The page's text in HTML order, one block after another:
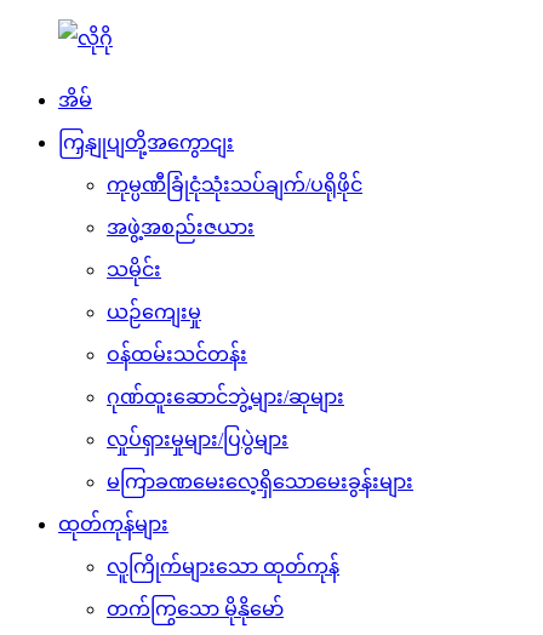
အိမ်
ကြှနျုပျတို့အကွောငျး
ကုမ္ပဏီခြုံငုံသုံးသပ်ချက်/ပရိုဖိုင်
အဖွဲ့အစည်းဇယား
သမိုင်း
ယဉ်ကျေးမှု
ဝန်ထမ်းသင်တန်း
ဂုဏ်ထူးဆောင်ဘွဲ့များ/ဆုများ
လှုပ်ရှားမှုများ/ပြပွဲများ
မကြာခဏမေးလေ့ရှိသောမေးခွန်းများ
ထုတ်ကုန်များ
လူကြိုက်များသော ထုတ်ကုန်
တက်ကြွသော မိုနိုမော်